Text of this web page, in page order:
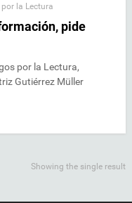
la Lectura
pide
por la Lectura,
Gutiérrez Müller
Showing the single result